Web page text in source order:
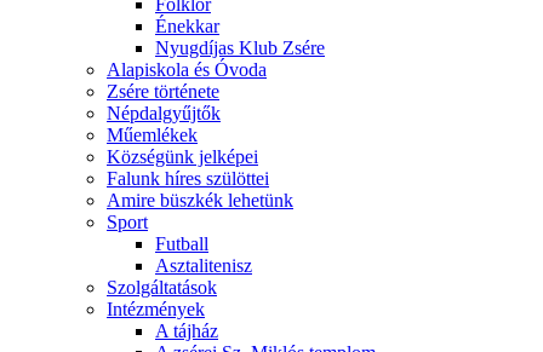
Folklór
Énekkar
Nyugdíjas Klub Zsére
Alapiskola és Óvoda
Zsére története
Népdalgyűjtők
Műemlékek
Községünk jelképei
Falunk híres szülöttei
Amire büszkék lehetünk
Sport
Futball
Asztalitenisz
Szolgáltatások
Intézmények
A tájház